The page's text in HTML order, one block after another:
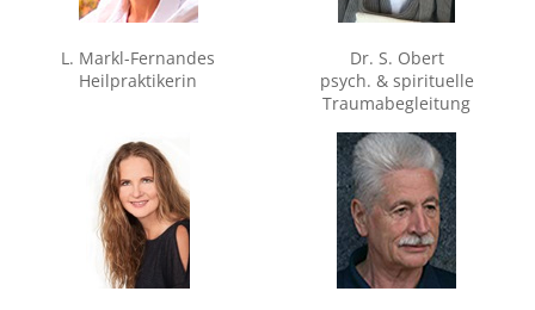
L. Markl-Fernandes
Heilpraktikerin
Dr. S. Obert
psych. & spirituelle
Traumabegleitung